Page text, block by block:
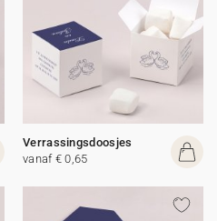
Verrassingsdoosjes
vanaf € 0,65